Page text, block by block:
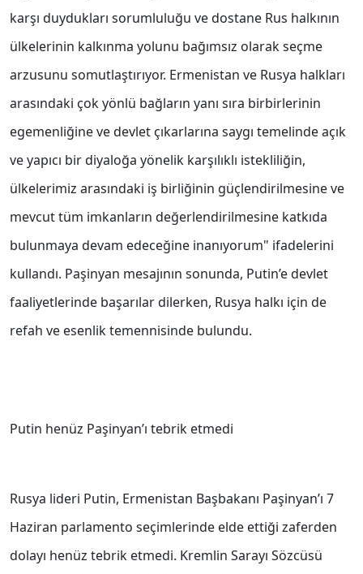
karşı duydukları sorumluluğu ve dostane Rus halkının
ülkelerinin kalkınma yolunu bağımsız olarak seçme
arzusunu somutlaştırıyor. Ermenistan ve Rusya halkları
arasındaki çok yönlü bağların yanı sıra birbirlerinin
egemenliğine ve devlet çıkarlarına saygı temelinde açık
ve yapıcı bir diyaloğa yönelik karşılıklı istekliliğin,
ülkelerimiz arasındaki iş birliğinin güçlendirilmesine ve
mevcut tüm imkanların değerlendirilmesine katkıda
bulunmaya devam edeceğine inanıyorum" ifadelerini
kullandı. Paşinyan mesajının sonunda, Putin’e devlet
faaliyetlerinde başarılar dilerken, Rusya halkı için de
refah ve esenlik temennisinde bulundu.
Putin henüz Paşinyan’ı tebrik etmedi
Rusya lideri Putin, Ermenistan Başbakanı Paşinyan’ı 7
Haziran parlamento seçimlerinde elde ettiği zaferden
dolayı henüz tebrik etmedi. Kremlin Sarayı Sözcüsü